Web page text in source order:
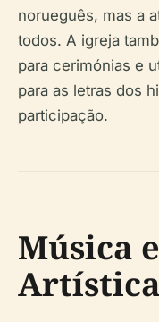
norueguês, mas a
todos. A igreja
para cerimónias e
para as letras dos
participação.
Música
Artística